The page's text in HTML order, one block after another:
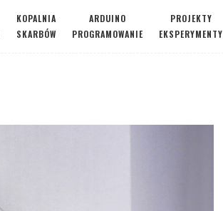
KOPALNIA
SKARBÓW
ARDUINO
PROGRAMOWANIE
PROJEKTY
EKSPERYMENTY